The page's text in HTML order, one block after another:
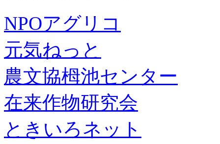
NPOアグリコ
元気ねっと
農文協栂池センター
在来作物研究会
ときいろネット